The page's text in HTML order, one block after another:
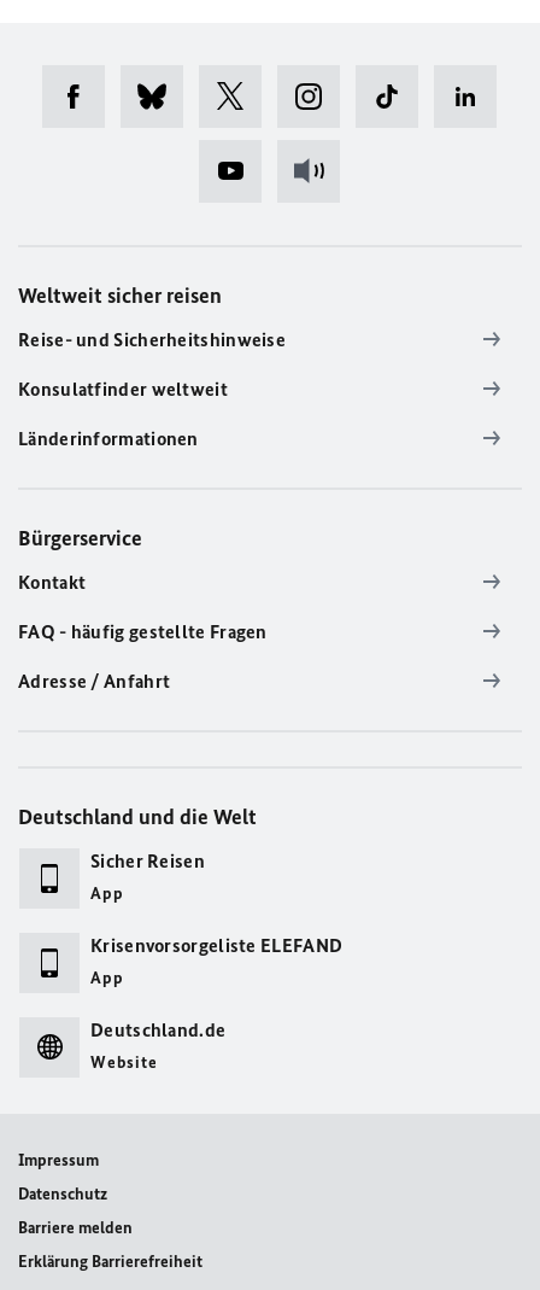
Weltweit sicher reisen
Reise- und Sicherheitshinweise
Konsulatfinder weltweit
Länderinformationen
Bürgerservice
Kontakt
FAQ - häufig gestellte Fragen
Adresse / Anfahrt
Deutschland und die Welt
Sicher Reisen
App
Krisenvorsorgeliste ELEFAND
App
Deutschland.de
Website
Impressum
Datenschutz
Barriere melden
Erklärung Barrierefreiheit